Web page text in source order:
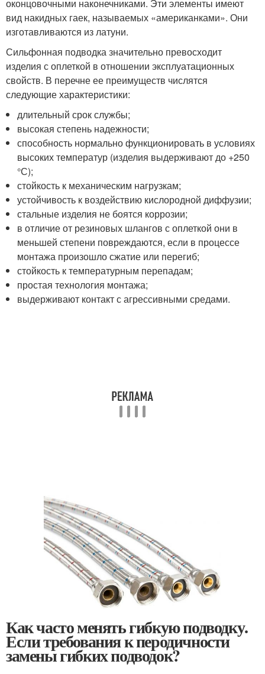
оконцовочными наконечниками. Эти элементы имеют
вид накидных гаек, называемых «американками». Они
изготавливаются из латуни.
Сильфонная подводка значительно превосходит
изделия с оплеткой в отношении эксплуатационных
свойств. В перечне ее преимуществ числятся
следующие характеристики:
длительный срок службы;
высокая степень надежности;
способность нормально функционировать в условиях
высоких температур (изделия выдерживают до +250
°С);
стойкость к механическим нагрузкам;
устойчивость к воздействию кислородной диффузии;
стальные изделия не боятся коррозии;
в отличие от резиновых шлангов с оплеткой они в
меньшей степени повреждаются, если в процессе
монтажа произошло сжатие или перегиб;
стойкость к температурным перепадам;
простая технология монтажа;
выдерживают контакт с агрессивными средами.
Как часто менять гибкую подводку.
Если требования к перодичности
замены гибких подводок?